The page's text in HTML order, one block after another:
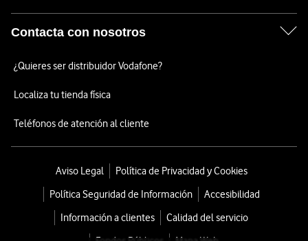
Contacta con nosotros
¿Quieres ser distribuidor Vodafone?
Localiza tu tienda física
Teléfonos de atención al cliente
Aviso Legal
Política de Privacidad y Cookies
Política Seguridad de Información
Accesibilidad
Información a clientes
Calidad del servicio